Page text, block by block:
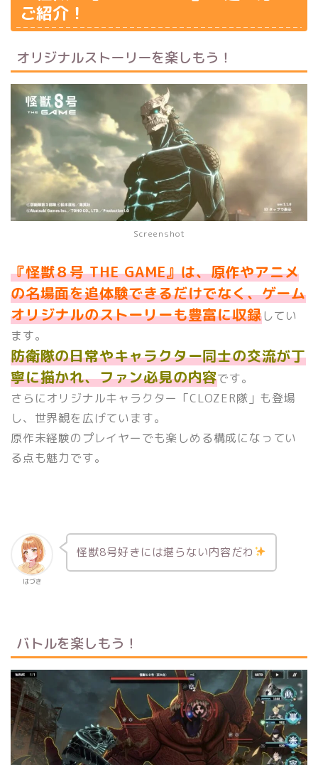
ご紹介！
オリジナルストーリーを楽しもう！
Screenshot
『怪獣８号 THE GAME』は、原作やアニメ
の名場面を追体験できるだけでなく、ゲーム
オリジナルのストーリーも豊富に収録してい
ます。
防衛隊の日常やキャラクター同士の交流が丁
寧に描かれ、ファン必見の内容です。
さらにオリジナルキャラクター「CLOZER隊」も登場
し、世界観を広げています。
原作未経験のプレイヤーでも楽しめる構成になってい
る点も魅力です。
はづき
怪獣8号好きには堪らない内容だわ
バトルを楽しもう！